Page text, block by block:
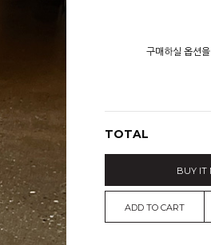
구매하실 옵션
TOTAL
BUY IT
ADD TO CART